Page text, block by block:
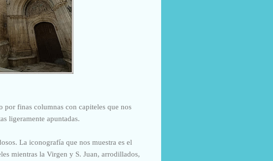
por finas columnas con capiteles que nos
ligeramente apuntadas.
La iconografía que nos muestra es el
mientras la Virgen y S. Juan, arrodillados,